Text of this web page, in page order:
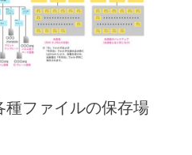
種ファイルの保存場